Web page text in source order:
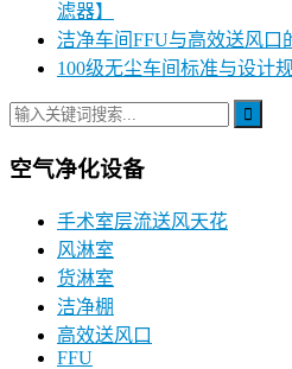
滤器】
洁净车间FFU与高效送风口
100级无尘车间标准与设计
空气净化设备
手术室层流送风天花
风淋室
货淋室
洁净棚
高效送风口
FFU